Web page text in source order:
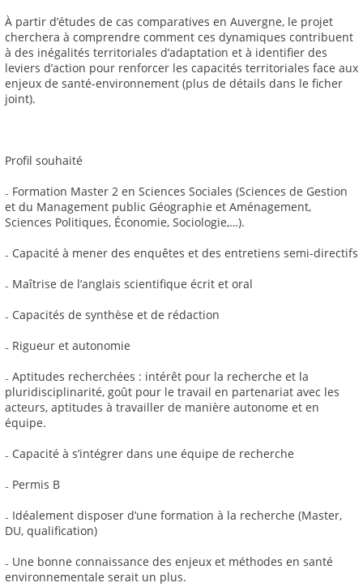
À partir d’études de cas comparatives en Auvergne, le projet
cherchera à comprendre comment ces dynamiques contribuent
à des inégalités territoriales d’adaptation et à identifier des
leviers d’action pour renforcer les capacités territoriales face aux
enjeux de santé-environnement (plus de détails dans le ficher
joint).
Profil souhaité
₋ Formation Master 2 en Sciences Sociales (Sciences de Gestion
et du Management public Géographie et Aménagement,
Sciences Politiques, Économie, Sociologie,…).
₋ Capacité à mener des enquêtes et des entretiens semi-directifs
₋ Maîtrise de l’anglais scientifique écrit et oral
₋ Capacités de synthèse et de rédaction
₋ Rigueur et autonomie
₋ Aptitudes recherchées : intérêt pour la recherche et la
pluridisciplinarité, goût pour le travail en partenariat avec les
acteurs, aptitudes à travailler de manière autonome et en
équipe.
₋ Capacité à s’intégrer dans une équipe de recherche
₋ Permis B
₋ Idéalement disposer d’une formation à la recherche (Master,
DU, qualification)
₋ Une bonne connaissance des enjeux et méthodes en santé
environnementale serait un plus.